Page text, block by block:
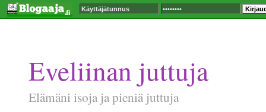
Eveliinan juttuja
Elämäni isoja ja pieniä juttuja